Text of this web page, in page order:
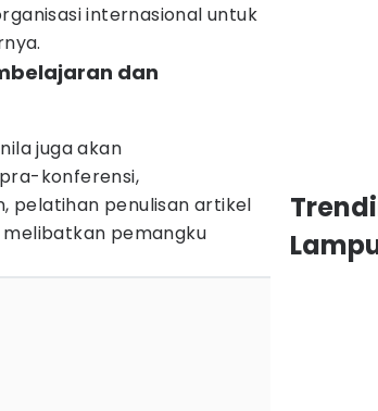
internasional untuk
dan
juga akan
konferensi,
pelatihan penulisan artikel
melibatkan pemangku